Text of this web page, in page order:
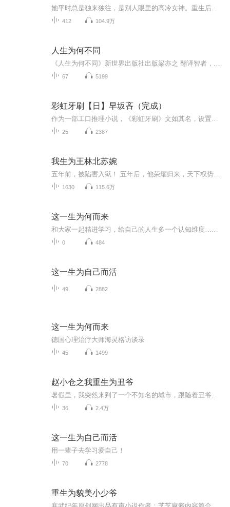
412 104.9万
人生为何不同
67 5199
彩虹牙刷【日】早坂吝（完成）
25 2387
我生为王林北苏婉
1630 115.6万
这一生为何而来
和大家一起精进学习，给自己的人生多一个认知维度……
0 484
这一生为自己而活
49 2882
这一生为何而来
德国心理治疗大师海灵格访谈录
45 1499
赵小仓之我重生为丑爷
36 2.4万
这一生为自己而活
用一辈子去学习爱自己！
70 2778
重生为貌美小少爷